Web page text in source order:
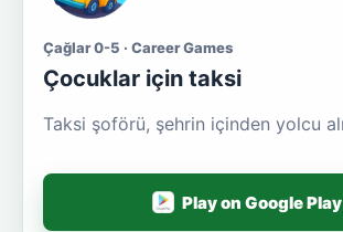
Çağlar 0-5 · Career Games
Çocuklar için taksi
Taksi şoförü, şehrin içinden yolcu
Play on Google Play